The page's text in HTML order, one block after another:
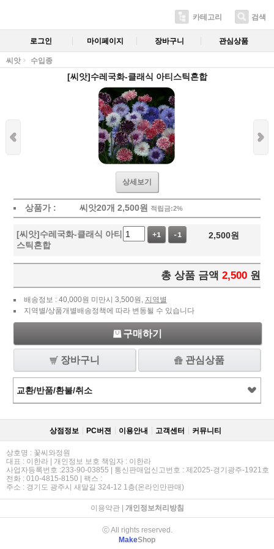
카테고리 검색
로그인 마이페이지 장바구니 관심상품
씨앗 수입종
[씨앗]수레국화-클래식 아티스틱혼합
상세보기
상품가 : 씨앗20개 2,500원 적립금:2%
[씨앗]수레국화-클래식 아티
스틱혼합
+1 -1 2,500원
총 상품 금액 2,500 원
배송정보 : 40,000원 미만시 3,500원, 지역별
지역별/상품개별배송정책에 따라 변동될 수 있습니다
구매하기
장바구니 관심상품
교환/반품/환불/취소
상점정보 PC버젼 이용안내 고객센터 커뮤니티
상호명 : 꽃씨와정원
대표 : 이한라 | 개인정보 보호 책임자 : 이한라
사업자등록번호 :233-90-03855 | 통신판매업신고번호 : 제2025-경기광주-1921호
전화 : 010-4815-8150 | 팩스 :
주소 : 경기도 광주시 새말길 324-12 1층(온라인만판매)
이용약관| 개인정보처리방침
ⓒ All rights reserved.
MakeShop